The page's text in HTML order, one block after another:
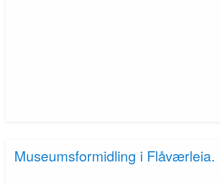
Museumsformidling i Flåværleia.